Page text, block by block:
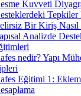
Kuvveti
Tepkiler
Bir Kiriş Nasıl
Analizde
nedir? Yapı
Eğitimi 1: